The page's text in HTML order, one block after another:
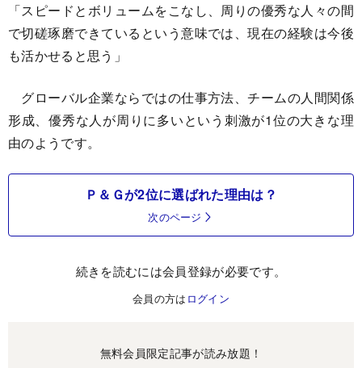
「スピードとボリュームをこなし、周りの優秀な人々の間
で切磋琢磨できているという意味では、現在の経験は今後
も活かせると思う」
グローバル企業ならではの仕事方法、チームの人間関係
形成、優秀な人が周りに多いという刺激が1位の大きな理
由のようです。
Ｐ＆Ｇが2位に選ばれた理由は？
次のページ
続きを読むには会員登録が必要です。
会員の方は ログイン
無料会員限定記事が読み放題！